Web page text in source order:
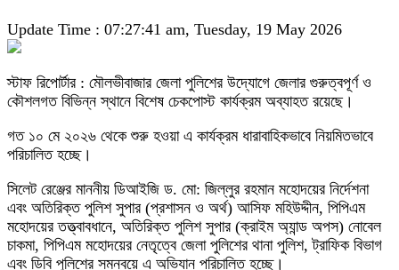
Update Time : 07:27:41 am, Tuesday, 19 May 2026
স্টাফ রিপোর্টার : মৌলভীবাজার জেলা পুলিশের উদ্যোগে জেলার গুরুত্বপূর্ণ ও
কৌশলগত বিভিন্ন স্থানে বিশেষ চেকপোস্ট কার্যক্রম অব্যাহত রয়েছে।
গত ১০ মে ২০২৬ থেকে শুরু হওয়া এ কার্যক্রম ধারাবাহিকভাবে নিয়মিতভাবে
পরিচালিত হচ্ছে।
সিলেট রেঞ্জের মাননীয় ডিআইজি ড. মো: জিল্‌লুর রহমান মহোদয়ের নির্দেশনা
এবং অতিরিক্ত পুলিশ সুপার (প্রশাসন ও অর্থ) আসিফ মহিউদ্দীন, পিপিএম
মহোদয়ের তত্ত্বাবধানে, অতিরিক্ত পুলিশ সুপার (ক্রাইম অ্যান্ড অপস) নোবেল
চাকমা, পিপিএম মহোদয়ের নেতৃত্বে জেলা পুলিশের থানা পুলিশ, ট্রাফিক বিভাগ
এবং ডিবি পুলিশের সমন্বয়ে এ অভিযান পরিচালিত হচ্ছে।